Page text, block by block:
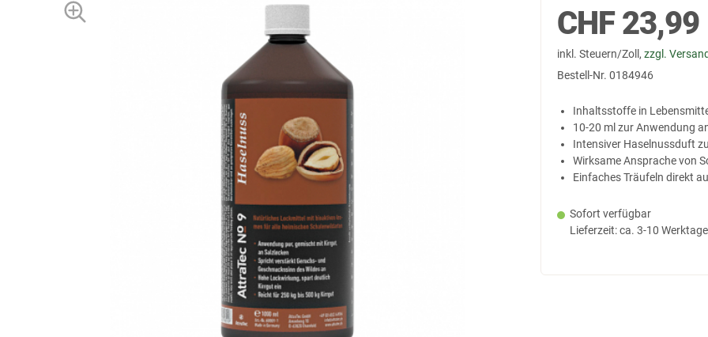
CHF23,99
inkl. Steuern/Zoll, zzgl. Versand
Bestell-Nr. 0184946
Inhaltsstoffe in
10-20 ml zur Anwendung
Intensiver Haselnussduft
Wirksame Ansprache von
Einfaches Träufeln direkt
Sofort verfügbar
Lieferzeit: ca. 3-10 Werktage